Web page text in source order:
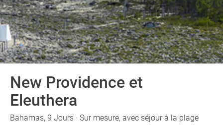
New Providence et
Eleuthera
Bahamas, 9 Jours · Sur mesure, avec séjour à la plage